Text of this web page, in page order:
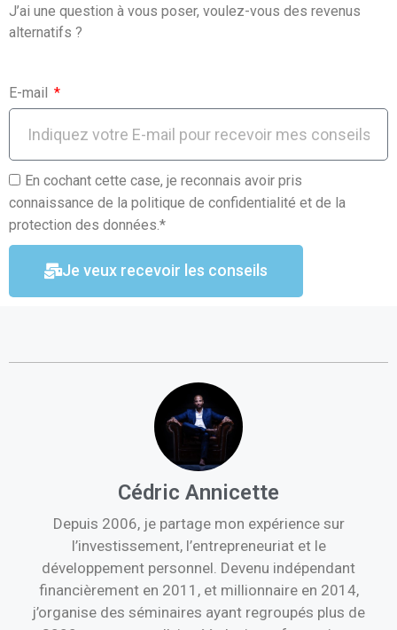
J’ai une question à vous poser, voulez-vous des revenus
alternatifs ?
E-mail
En cochant cette case, je reconnais avoir pris
connaissance de la politique de confidentialité et de la
protection des données.*
Je veux recevoir les conseils
Cédric Annicette
Depuis 2006, je partage mon expérience sur
l’investissement, l’entrepreneuriat et le
développement personnel. Devenu indépendant
financièrement en 2011, et millionnaire en 2014,
j’organise des séminaires ayant regroupés plus de